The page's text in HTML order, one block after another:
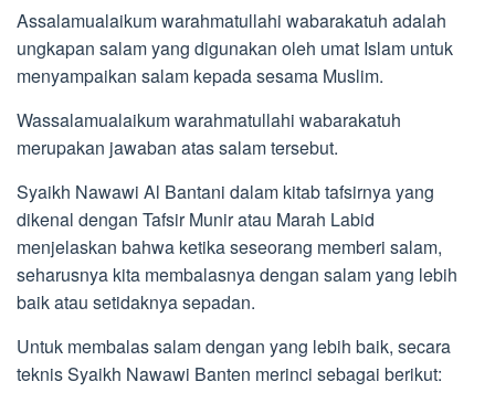
Assalamualaikum warahmatullahi wabarakatuh adalah
ungkapan salam yang digunakan oleh umat Islam untuk
menyampaikan salam kepada sesama Muslim.
Wassalamualaikum warahmatullahi wabarakatuh
merupakan jawaban atas salam tersebut.
Syaikh Nawawi Al Bantani dalam kitab tafsirnya yang
dikenal dengan Tafsir Munir atau Marah Labid
menjelaskan bahwa ketika seseorang memberi salam,
seharusnya kita membalasnya dengan salam yang lebih
baik atau setidaknya sepadan.
Untuk membalas salam dengan yang lebih baik, secara
teknis Syaikh Nawawi Banten merinci sebagai berikut: